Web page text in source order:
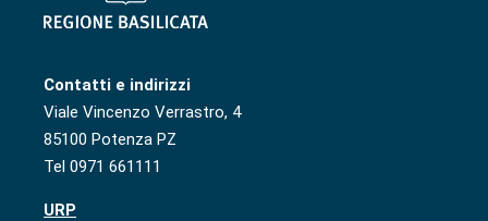
Contatti e indirizzi
Viale Vincenzo Verrastro, 4
85100 Potenza PZ
Tel 0971 661111
URP